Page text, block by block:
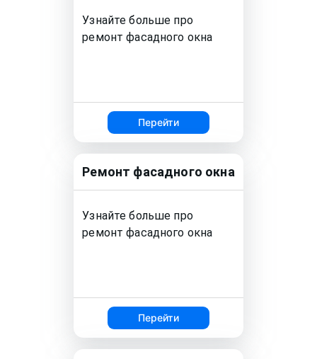
Узнайте больше про
ремонтфасадного окна
Перейти
Ремонт фасадного окна
Узнайте больше про
ремонтфасадного окна
Перейти